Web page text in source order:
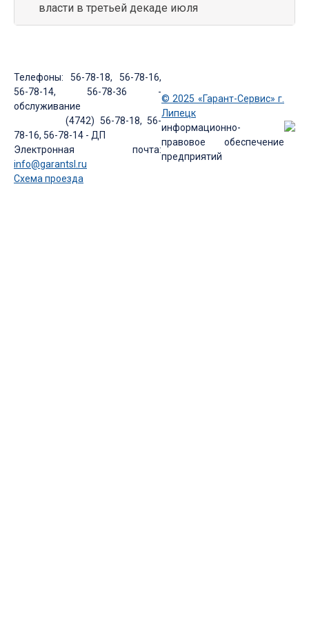
власти в третьей декаде июля
Телефоны: 56-78-18, 56-78-16,
56-78-14, 56-78-36 -
обслуживание
(4742) 56-78-18, 56-
78-16, 56-78-14 - ДП
Электронная почта:
info@garantsl.ru
Схема проезда
© 2025 «Гарант-Сервис» г.
Липецк
информационно-
правовое обеспечение
предприятий